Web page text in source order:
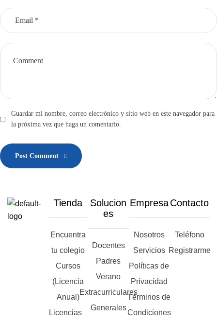
Guardar mi nombre, correo electrónico y sitio web en este navegador para
la próxima vez que haga un comentario.
Post Comment
Tienda
Encuentra
tu colegio
Cursos
(Licencia
Anual)
Licencias
Solucion
es
Docentes
Padres
Verano
Extracurriculares
Generales
Empresa
Nosotros
Servicios
Políticas de
Privacidad
Términos de
Condiciones
Contacto
Teléfono
Registrarme